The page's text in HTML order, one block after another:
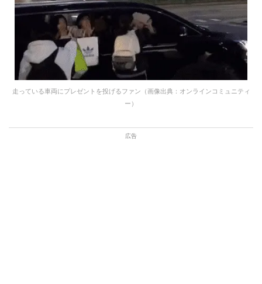
走っている車両にプレゼントを投げるファン（画像出典：オンラインコミュニティ
ー）